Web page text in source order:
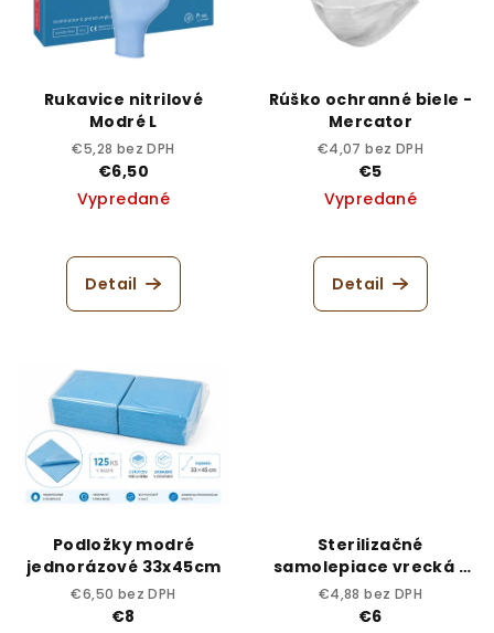
Rukavice nitrilové
Modré L
€5,28 bez DPH
€6,50
Vypredané
Detail
Rúško ochranné biele -
Mercator
€4,07 bez DPH
€5
Vypredané
Detail
Podložky modré
jednorázové 33x45cm
€6,50 bez DPH
€8
Sterilizačné
samolepiace vrecká -
57x100, 200 ks
€4,88 bez DPH
€6